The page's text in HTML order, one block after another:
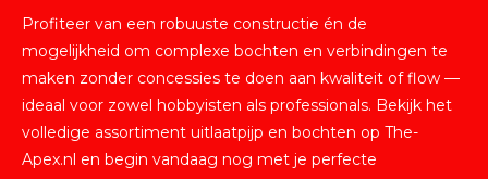
Profiteer van een robuuste constructie én de
mogelijkheid om complexe bochten en verbindingen te
maken zonder concessies te doen aan kwaliteit of flow —
ideaal voor zowel hobbyisten als professionals. Bekijk het
volledige assortiment uitlaatpijp en bochten op The-
Apex.nl en begin vandaag nog met je perfecte